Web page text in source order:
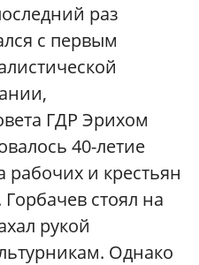
раз
с первым
ГДР Эрихом
40-летие
рабочих и крестьян
стоял на
рукой
Однако